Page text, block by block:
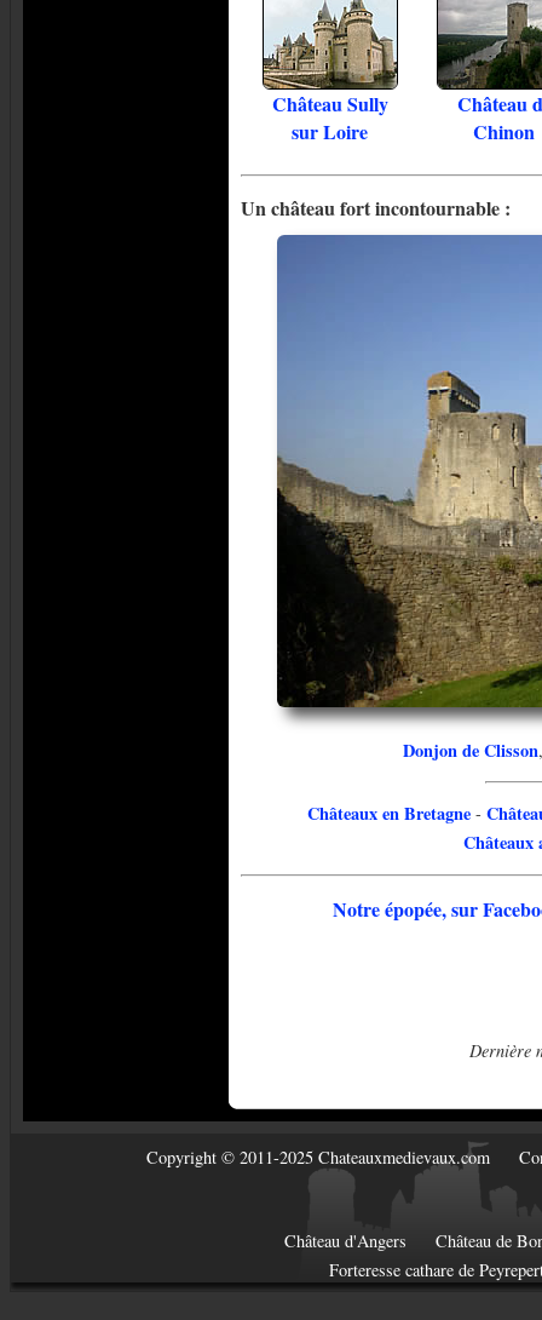
Château Sully
sur Loire
Château
Chinon
Un château fort incontournable :
Donjon de Clisson
Châteaux en Bretagne -
Châteaux
Notre épopée, sur
Dernière
Copyright © 2011-2025 Chateauxmedievaux.com
Château d'Angers
Château de
Forteresse cathare de